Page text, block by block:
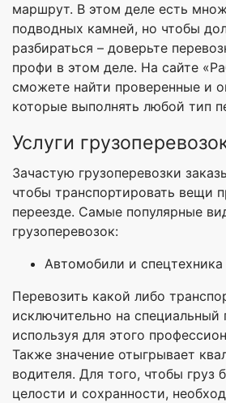
маршрут. В этом деле есть
подводных камней, но чтобы
разбираться – доверьте
профи в этом деле. На сайте
сможете найти проверенные и
которые выполнять любой тип
Услуги
Зачастую грузоперевозки
чтобы транспортировать вещи
переезде. Самые популярные
грузоперевозок:
Автомобили и спецтехника
Перевозить какой либо
исключительно на специальный
используя для этого
Также значение отыгрывает
водителя. Для того, чтобы груз
целости и сохранности,